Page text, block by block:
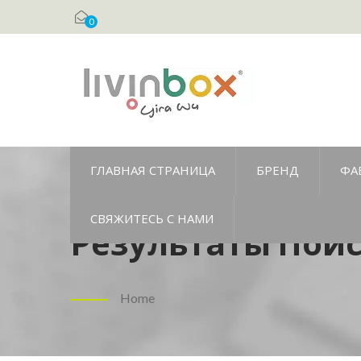
0
ГЛАВНАЯ СТРАНИЦА БРЕНД
СВЯЖИТЕСЬ С НАМИ
Результаты
Пространства
Местах -
Home